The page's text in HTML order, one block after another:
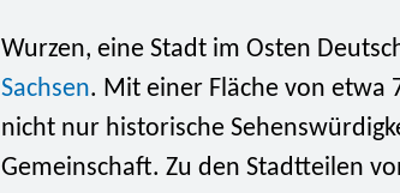
Wurzen, eine Stadt im Osten
Sachsen. Mit einer Fläche von etwa
nicht nur historische
Gemeinschaft. Zu den Stadtteilen